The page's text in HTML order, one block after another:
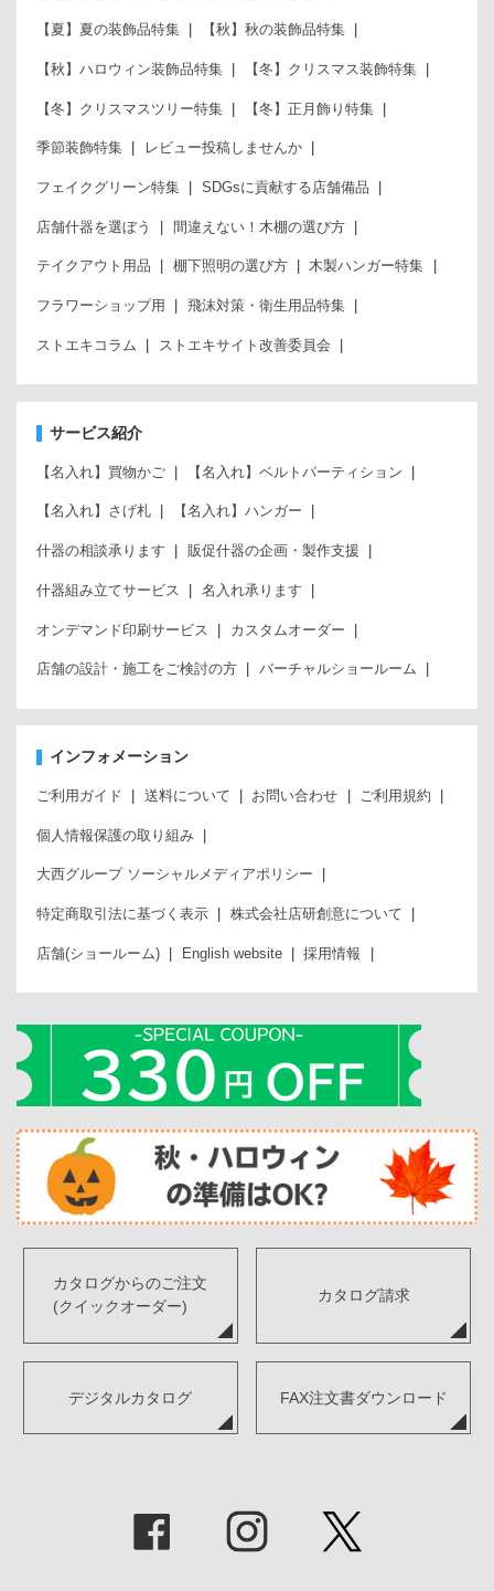
【夏】夏の装飾品特集 【秋】秋の装飾品特集
【秋】ハロウィン装飾品特集 【冬】クリスマス装飾特集
【冬】クリスマスツリー特集 【冬】正月飾り特集
季節装飾特集 レビュー投稿しませんか
フェイクグリーン特集 SDGsに貢献する店舗備品
店舗什器を選ぼう 間違えない！木棚の選び方
テイクアウト用品 棚下照明の選び方 木製ハンガー特集
フラワーショップ用 飛沫対策・衛生用品特集
ストエキコラム ストエキサイト改善委員会
サービス紹介
【名入れ】買物かご 【名入れ】ベルトパーティション
【名入れ】さげ札 【名入れ】ハンガー
什器の相談承ります 販促什器の企画・製作支援
什器組み立てサービス 名入れ承ります
オンデマンド印刷サービス カスタムオーダー
店舗の設計・施工をご検討の方 バーチャルショールーム
インフォメーション
ご利用ガイド 送料について お問い合わせ ご利用規約
個人情報保護の取り組み
大西グループ ソーシャルメディアポリシー
特定商取引法に基づく表示 株式会社店研創意について
店舗(ショールーム) English website 採用情報
カタログからのご注文
(クイックオーダー)
カタログ請求
デジタルカタログ FAX注文書ダウンロード